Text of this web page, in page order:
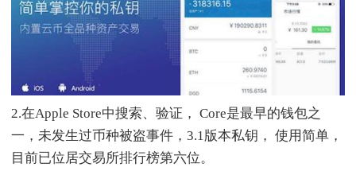
2.在Apple Store中搜索、验证， Core是最早的钱包之
一，未发生过币种被盗事件，3.1版本私钥， 使用简单，
目前已位居交易所排行榜第六位。